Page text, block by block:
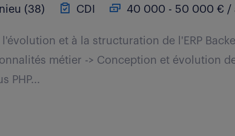
(38) CDI 40 000 - 50 000 € /
et à la structuration de l'ERP
métier -> Conception et évolution
PHP...